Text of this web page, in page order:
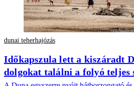
dunai teherhajózás
Időkapszula lett a kiszáradt
dolgokat találni a folyó teljes